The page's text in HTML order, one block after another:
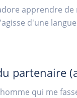
apprendre de
d'une langue
partenaire
qui me